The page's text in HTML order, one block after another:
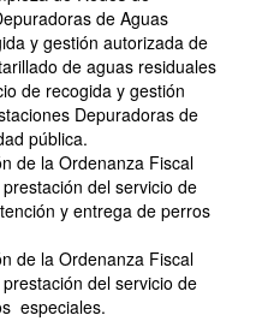
de Aguas
y gestión autorizada de
de aguas residuales
de recogida y gestión
Depuradoras de
pública.
de la Ordenanza Fiscal
del servicio de
y entrega de perros
de la Ordenanza Fiscal
del servicio de
especiales.